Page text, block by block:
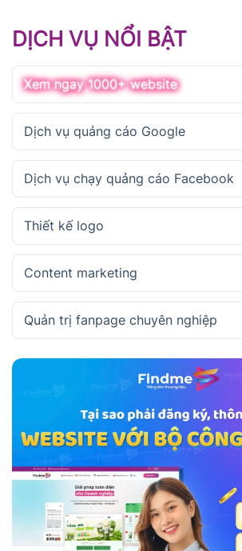
DỊCH VỤ NỔI BẬT
Xem ngay 1000+ website
Dịch vụ quảng cáo Google
Dịch vụ chạy quảng cáo Facebook
Thiết kế logo
Content marketing
Quản trị fanpage chuyên nghiệp